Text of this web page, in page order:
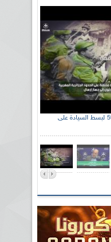
الإذاعة الجزائرية تحي الذكرى 59 لبسط السيادة على